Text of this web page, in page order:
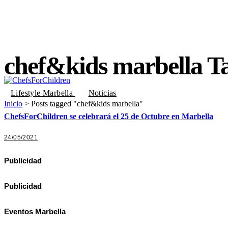
chef&kids marbella
Inicio > Posts tagged "chef&kids marbella"
Lifestyle Marbella Noticias
ChefsForChildren se celebrará el 25 de Octubre en Marbella
24/05/2021
Publicidad
Publicidad
Eventos Marbella